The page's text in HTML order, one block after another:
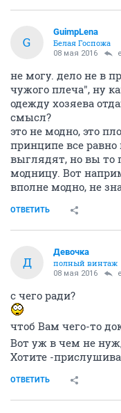
G
GuimpLena
Белая Госпожа
08 мая 2016
не могу. дело не в
чужого плеча", ну
одежду хозяева
смысл?
это не модно, это
принципе все равно
выглядят, но вы то
модницу. Вот
вполне модно, не
ОТВЕТИТЬ
Д
Девочка
полный винтаж
08 мая 2016
с чего ради?
чтоб Вам чего-то
Вот уж в чем не
Хотите -
ОТВЕТИТЬ